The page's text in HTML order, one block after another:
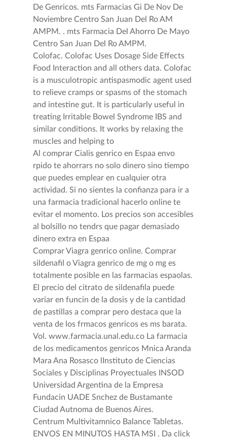
De Genricos. mts Farmacias Gi De Nov De
Noviembre Centro San Juan Del Ro AM
AMPM. . mts Farmacia Del Ahorro De Mayo
Centro San Juan Del Ro AMPM.
Colofac. Colofac Uses Dosage Side Effects
Food Interaction and all others data. Colofac
is a musculotropic antispasmodic agent used
to relieve cramps or spasms of the stomach
and intestine gut. It is particularly useful in
treating Irritable Bowel Syndrome IBS and
similar conditions. It works by relaxing the
muscles and helping to
Al comprar Cialis genrico en Espaa envo
rpido te ahorrars no solo dinero sino tiempo
que puedes emplear en cualquier otra
actividad. Si no sientes la confianza para ir a
una farmacia tradicional hacerlo online te
evitar el momento. Los precios son accesibles
al bolsillo no tendrs que pagar demasiado
dinero extra en Espaa
Comprar Viagra genrico online. Comprar
sildenafil o Viagra genrico de mg o mg es
totalmente posible en las farmacias espaolas.
El precio del citrato de sildenafila puede
variar en funcin de la dosis y de la cantidad
de pastillas a comprar pero destaca que la
venta de los frmacos genricos es ms barata.
Vol. www.farmacia.unal.edu.co La farmacia
de los medicamentos genricos Mnica Aranda
Mara Ana Rosasco lInstituto de Ciencias
Sociales y Disciplinas Proyectuales INSOD
Universidad Argentina de la Empresa
Fundacin UADE Snchez de Bustamante
Ciudad Autnoma de Buenos Aires.
Centrum Multivitamnico Balance Tabletas.
ENVOS EN MINUTOS HASTA MSI . Da click